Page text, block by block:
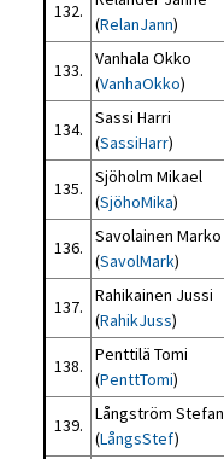
132.
(RelanJann)
133.
Vanhala Okko
(VanhaOkko)
134.
Sassi Harri
(SassiHarr)
135.
Sjöholm Mikael
(SjöhoMika)
136.
Savolainen Marko
(SavolMark)
137.
Rahikainen Jussi
(RahikJuss)
138.
Penttilä Tomi
(PenttTomi)
139.
Långström Stefan
(LångsStef)